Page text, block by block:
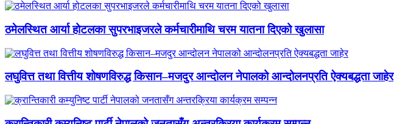
ठमेलस्थित आर्या होटलका सुपरभाइजरले कर्मचारीमाथि चरम यातना दिएको खुलासा
लघुवित्त तथा वित्तीय शोषणविरुद्ध किसान–मजदुर आन्दोलन नेपालको आन्दोलनप्रति ऐक्यबद्धता जाहेर